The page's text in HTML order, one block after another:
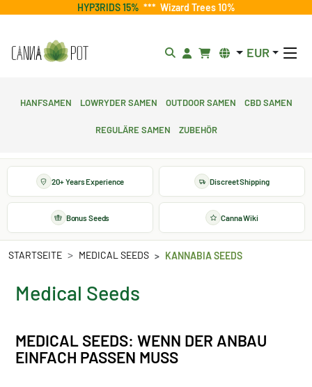
HYP3RIDS 15% *** Wizard Trees 10%
EUR
Hanfsamen Lowryder Samen Outdoor Samen CBD Samen
Reguläre Samen Zubehör
20+ Years Experience Discreet Shipping
Bonus Seeds Canna Wiki
STARTSEITE MEDICAL SEEDS KANNABIA SEEDS
Medical Seeds
MEDICAL SEEDS: WENN DER ANBAU
EINFACH PASSEN MUSS